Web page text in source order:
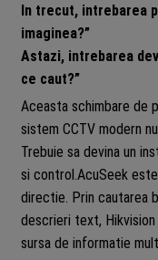
In trecut, intrebarea
imaginea?”
Astazi, intrebarea
ce caut?”
Aceasta schimbare de
sistem CCTV modern
Trebuie sa devina un
si control.AcuSeek
directie. Prin cautarea
descrieri text,
sursa de informatie